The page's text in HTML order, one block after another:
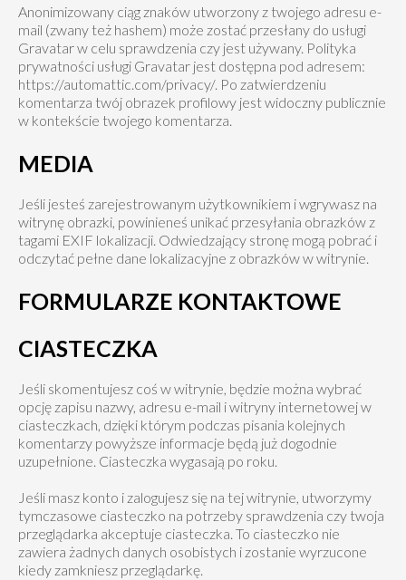
Anonimizowany ciąg znaków utworzony z twojego adresu e-
mail (zwany też hashem) może zostać przesłany do usługi
Gravatar w celu sprawdzenia czy jest używany. Polityka
prywatności usługi Gravatar jest dostępna pod adresem:
https://automattic.com/privacy/. Po zatwierdzeniu
komentarza twój obrazek profilowy jest widoczny publicznie
w kontekście twojego komentarza.
MEDIA
Jeśli jesteś zarejestrowanym użytkownikiem i wgrywasz na
witrynę obrazki, powinieneś unikać przesyłania obrazków z
tagami EXIF lokalizacji. Odwiedzający stronę mogą pobrać i
odczytać pełne dane lokalizacyjne z obrazków w witrynie.
FORMULARZE KONTAKTOWE
CIASTECZKA
Jeśli skomentujesz coś w witrynie, będzie można wybrać
opcję zapisu nazwy, adresu e-mail i witryny internetowej w
ciasteczkach, dzięki którym podczas pisania kolejnych
komentarzy powyższe informacje będą już dogodnie
uzupełnione. Ciasteczka wygasają po roku.
Jeśli masz konto i zalogujesz się na tej witrynie, utworzymy
tymczasowe ciasteczko na potrzeby sprawdzenia czy twoja
przeglądarka akceptuje ciasteczka. To ciasteczko nie
zawiera żadnych danych osobistych i zostanie wyrzucone
kiedy zamkniesz przeglądarkę.